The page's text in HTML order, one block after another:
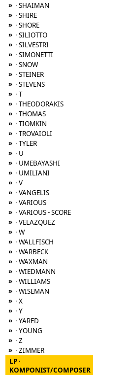
» · SHAIMAN
» · SHIRE
» · SHORE
» · SILIOTTO
» · SILVESTRI
» · SIMONETTI
» · SNOW
» · STEINER
» · STEVENS
» · T
» · THEODORAKIS
» · THOMAS
» · TIOMKIN
» · TROVAIOLI
» · TYLER
» · U
» · UMEBAYASHI
» · UMILIANI
» · V
» · VANGELIS
» · VARIOUS
» · VARIOUS - SCORE
» · VELAZQUEZ
» · W
» · WALLFISCH
» · WARBECK
» · WAXMAN
» · WIEDMANN
» · WILLIAMS
» · WISEMAN
» · X
» · Y
» · YARED
» · YOUNG
» · Z
» · ZIMMER
LP ·
KOMPONIST/COMPOSER